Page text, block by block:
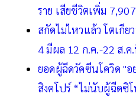
ราย เสียชีวิตเพิ่ม
สกัดไม่ไหวแล้ว โตเกีย
4 มีผล 12 ก.ค.-22 ส.ค
ยอดผู้ฉีดวัคซีนโควิด "อ
สิงคโปร์ “ไม่นับผู้ฉีดซิ